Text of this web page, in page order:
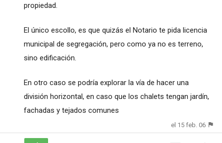
propiedad.
El único escollo, es que quizás el Notario te pida licencia
municipal de segregación, pero como ya no es terreno,
sino edificación.
En otro caso se podría explorar la vía de hacer una
división horizontal, en caso que los chalets tengan jardín,
fachadas y tejados comunes
el 15 feb. 06